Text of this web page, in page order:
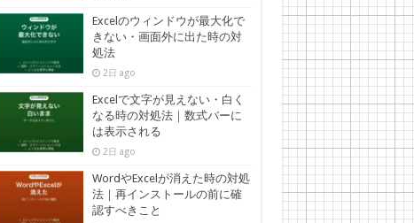
Excelのウィンドウが最大化で
きない・画面外に出た時の対
処法
2日 ago
Excelで文字が見えない・白く
なる時の対処法｜数式バーに
は表示される
2日 ago
WordやExcelが消えた時の対処
法｜再インストールの前に確
認すべきこと